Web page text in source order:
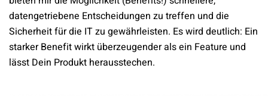
datengetriebene Entscheidungen zu treffen und die
Sicherheit für die IT zu gewährleisten. Es wird deutlich: Ein
starker Benefit wirkt überzeugender als ein Feature und
lässt Dein Produkt herausstechen.